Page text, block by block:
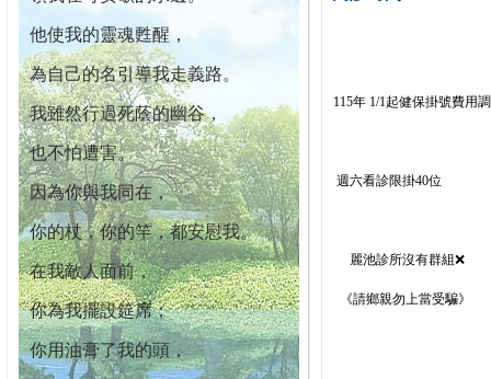
他使我的靈魂甦醒，
為自己的名引導我走義路。
我雖然行過死蔭的幽谷，
也不怕遭害。
因為你與我同在，
你的杖，你的竿，都安慰我。
在我敵人面前，
你為我擺設筵席；
你用油膏了我的頭，
115年 1/1起健保掛號費用
週六看診限掛40位
麗池診所沒有群組❌
《請鄉親勿上當受騙》